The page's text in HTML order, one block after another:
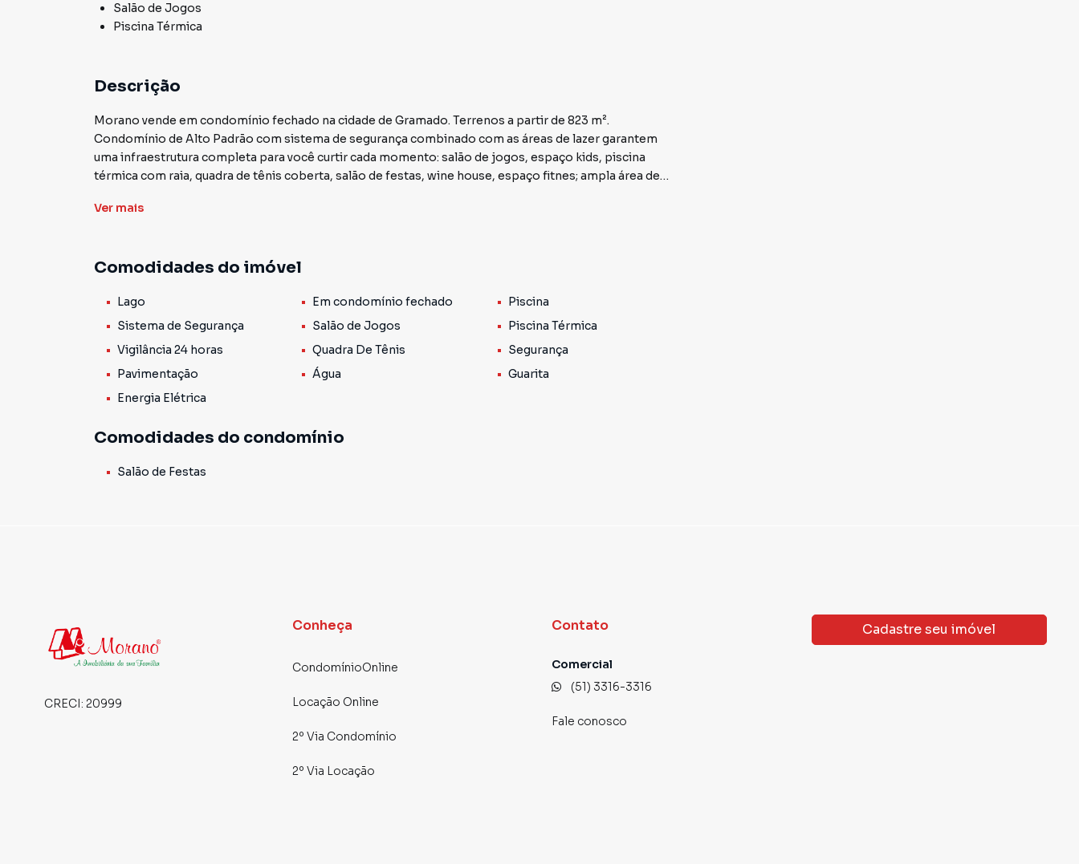
Salão de Jogos
Piscina Térmica
Descrição
Morano vende em condomínio fechado na cidade de Gramado. Terrenos a partir de 823 m².
Condomínio de Alto Padrão com sistema de segurança combinado com as áreas de lazer garantem
uma infraestrutura completa para você curtir cada momento: salão de jogos, espaço kids, piscina
térmica com raia, quadra de tênis coberta, salão de festas, wine house, espaço fitnes; ampla área de
pista de corrida ao redor, segurança e vigilância 24 horas, zeladoria. Localizado a poucos km do centro
Ver mais
Comodidades do imóvel
Lago Em condomínio fechado
Piscina
Sistema de Segurança
Salão de Jogos
Piscina Térmica
Vigilância 24 horas
Quadra De Tênis
Segurança
Pavimentação
Água
Guarita
Energia Elétrica
Comodidades do condomínio
Salão de Festas
CRECI: 20999
Conheça
CondomínioOnline
Locação Online
2º Via Condomínio
2º Via Locação
Contato
Comercial
(51) 3316-3316
Fale conosco
Cadastre seu imóvel